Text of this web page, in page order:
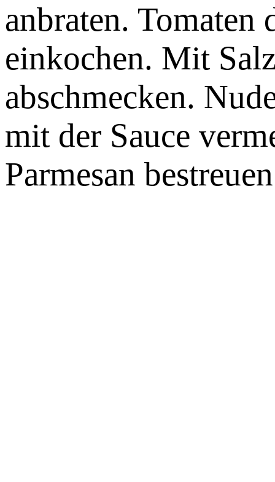
anbraten. Tomaten
einkochen. Mit
abschmecken.
mit der Sauce
Parmesan